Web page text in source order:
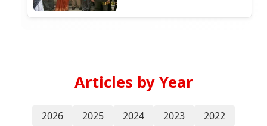
Articles by Year
2026 2025 2024 2023
2022